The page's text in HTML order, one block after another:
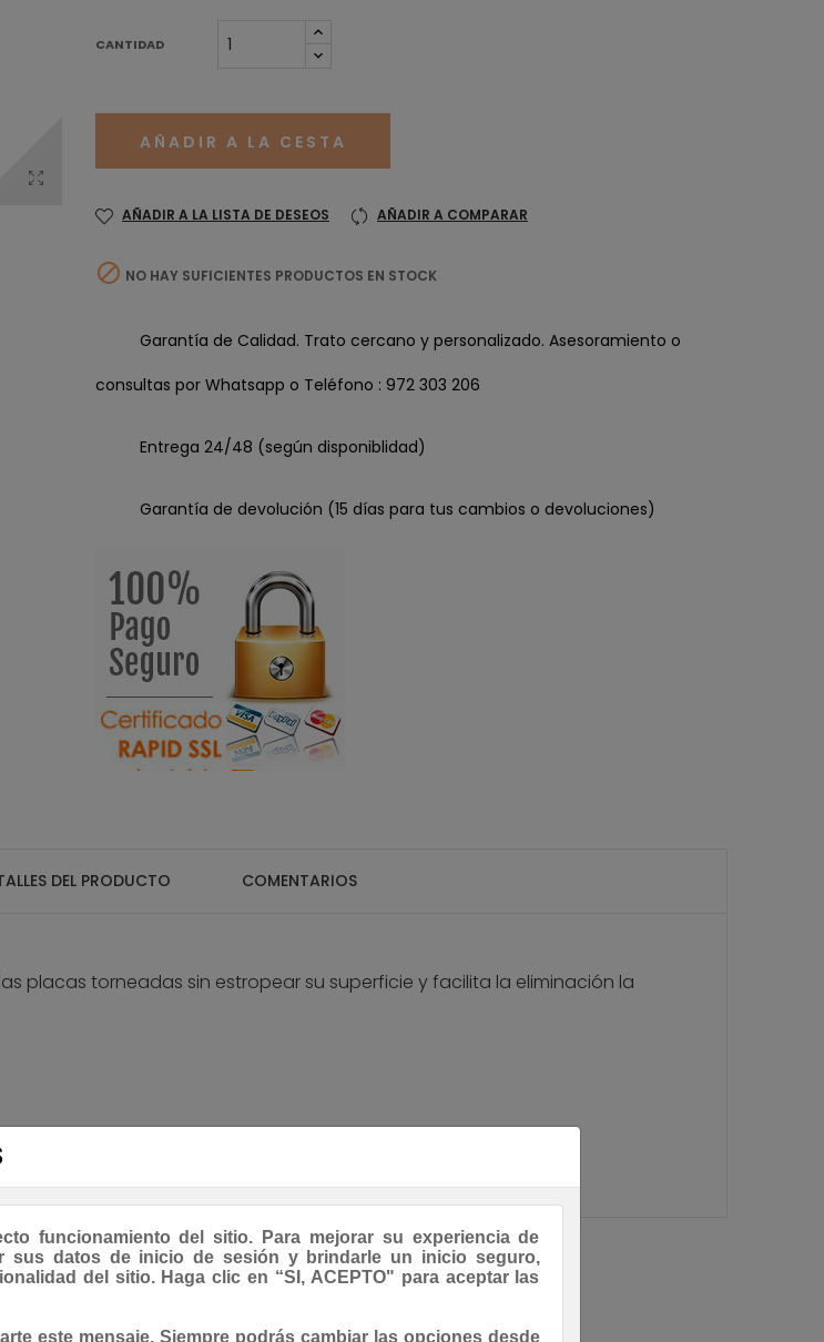
CANTIDAD
AÑADIR A LA CESTA
AÑADIR A LA LISTA DE DESEOS AÑADIR A COMPARAR
 NO HAY SUFICIENTES PRODUCTOS EN STOCK
Garantía de Calidad. Trato cercano y personalizado. Asesoramiento o
consultas por Whatsapp o Teléfono : 972 303 206
Entrega 24/48 (según disponiblidad)
Garantía de devolución (15 días para tus cambios o devoluciones)
DEL PRODUCTO COMENTARIOS
placas torneadas sin estropear su superficie y facilita la eliminación la
INTERESARLE
funcionamiento del sitio. Para mejorar su experiencia de
sus datos de inicio de sesión y brindarle un inicio seguro,
del sitio. Haga clic en “SI, ACEPTO" para aceptar las
este mensaje. Siempre podrás cambiar las opciones desde